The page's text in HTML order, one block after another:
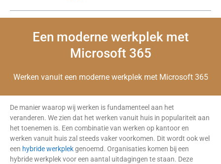
Een moderne werkplek met
Microsoft 365
Werken vanuit een moderne werkplek met Microsoft 365
De manier waarop wij werken is fundamenteel aan het
veranderen. We zien dat het werken vanuit huis in populariteit aan
het toenemen is. Een combinatie van werken op kantoor en
werken vanuit huis zal steeds vaker voorkomen. Dit wordt ook wel
een hybride werkplekgenoemd. Organisaties komen bij een
hybride werkplek voor een aantal uitdagingen te staan. Deze